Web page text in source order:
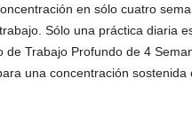
en sólo cuatro
Sólo una práctica diaria
de Trabajo Profundo de 4
una concentración